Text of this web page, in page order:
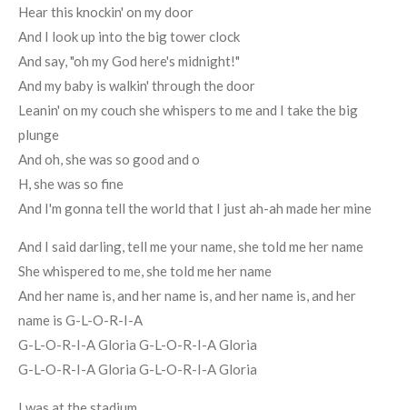
Hear this knockin' on my door
And I look up into the big tower clock
And say, "oh my God here's midnight!"
And my baby is walkin' through the door
Leanin' on my couch she whispers to me and I take the big
plunge
And oh, she was so good and o
H, she was so fine
And I'm gonna tell the world that I just ah-ah made her mine
And I said darling, tell me your name, she told me her name
She whispered to me, she told me her name
And her name is, and her name is, and her name is, and her
name is G-L-O-R-I-A
G-L-O-R-I-A Gloria G-L-O-R-I-A Gloria
G-L-O-R-I-A Gloria G-L-O-R-I-A Gloria